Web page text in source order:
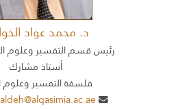
د. محمد عواد
رئيس قسم التفسير وعلوم
أستاذ مشارك
فلسفة التفسير وعلوم